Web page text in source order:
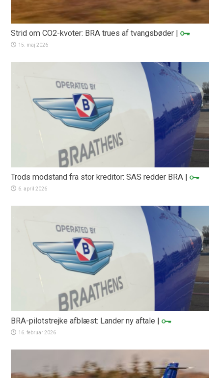
Strid om CO2-kvoter: BRA trues af tvangsbøder |
15. maj 2026
Trods modstand fra stor kreditor: SAS redder BRA |
6. april 2026
BRA-pilotstrejke afblæst: Lander ny aftale |
16. februar 2026